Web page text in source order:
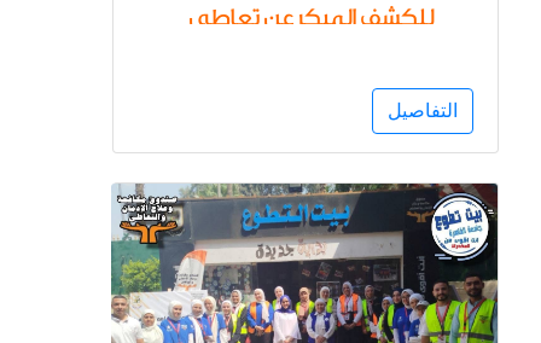
للكشف المبكر عن تعاطى
من العام الدراسي
التفاصيل